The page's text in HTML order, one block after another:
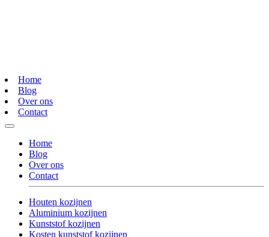
Home
Blog
Over ons
Contact
Home
Blog
Over ons
Contact
Houten kozijnen
Aluminium kozijnen
Kunststof kozijnen
Kosten kunststof kozijnen